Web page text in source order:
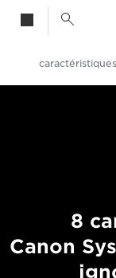
8
Canon